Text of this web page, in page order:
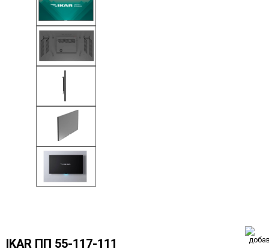
IKAR ПП 55-117-111